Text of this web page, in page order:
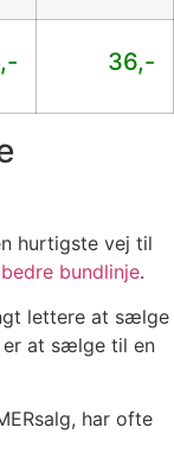
36,-
hurtigste vej til
bedre bundlinje.
lettere at sælge
er at sælge til en
har ofte